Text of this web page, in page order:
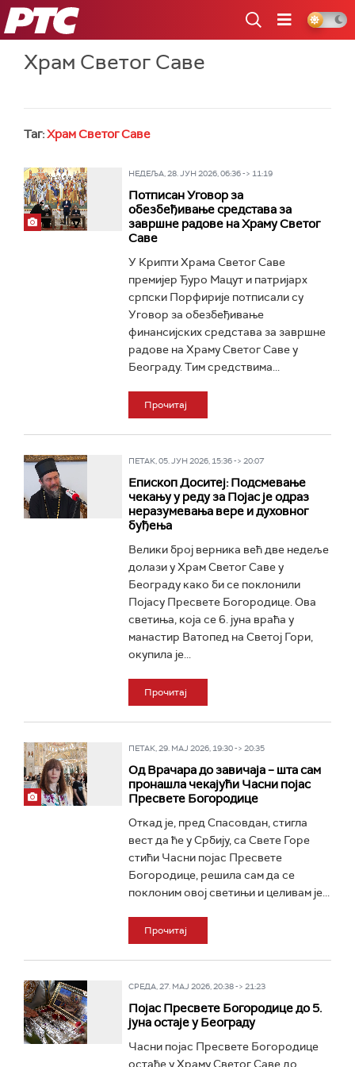
РТС
Храм Светог Саве
Таг:Храм Светог Саве
НЕДЕЉА, 28. ЈУН 2026, 06:36 -> 11:19
Потписан Уговор за
обезбеђивање средстава за
завршне радове на Храму Светог
Саве
У Крипти Храма Светог Саве
премијер Ђуро Мацут и патријарх
српски Порфирије потписали су
Уговор за обезбеђивање
финансијских средстава за завршне
радове на Храму Светог Саве у
Београду. Тим средствима...
Прочитај
ПЕТАК, 05. ЈУН 2026, 15:36 -> 20:07
Епископ Доситеј: Подсмевање
чекању у реду за Појас је одраз
неразумевања вере и духовног
буђења
Велики број верника већ две недеље
долази у Храм Светог Саве у
Београду како би се поклонили
Појасу Пресвете Богородице. Ова
светиња, која се 6. јуна враћа у
манастир Ватопед на Светој Гори,
окупила је...
Прочитај
ПЕТАК, 29. МАЈ 2026, 19:30 -> 20:35
Од Врачара до завичаја – шта сам
пронашла чекајући Часни појас
Пресвете Богородице
Откад је, пред Спасовдан, стигла
вест да ће у Србију, са Свете Горе
стићи Часни појас Пресвете
Богородице, решила сам да се
поклоним овој светињи и целивам је...
Прочитај
СРЕДА, 27. МАЈ 2026, 20:38 -> 21:23
Појас Пресвете Богородице до 5.
јуна остаје у Београду
Часни појас Пресвете Богородице
остаће у Храму Светог Саве до